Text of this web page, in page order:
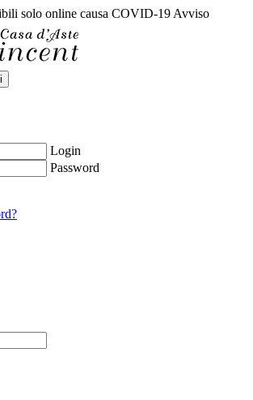
solo online causa COVID-19 Avviso
Login
Password